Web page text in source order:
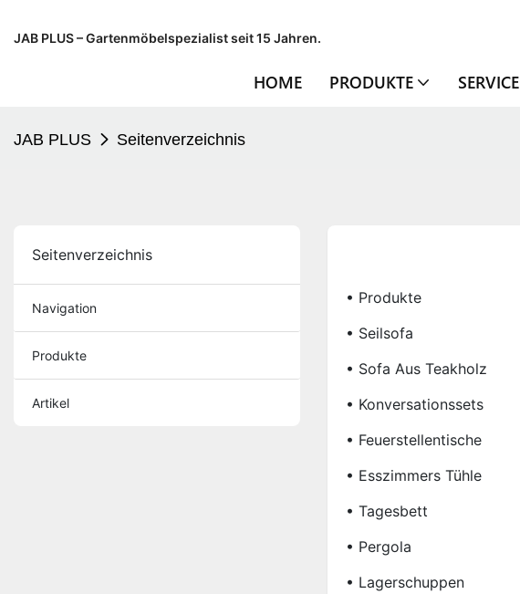
JAB PLUS – Gartenmöbelspezialist seit 15 Jahren.
HOME PRODUKTE SERVICE
JAB PLUS Seitenverzeichnis
Seitenverzeichnis
Navigation
Produkte
Artikel
• Produkte
• Seilsofa
• Sofa Aus Teakholz
• Konversationssets
• Feuerstellentische
• Esszimmers Tühle
• Tagesbett
• Pergola
• Lagerschuppen